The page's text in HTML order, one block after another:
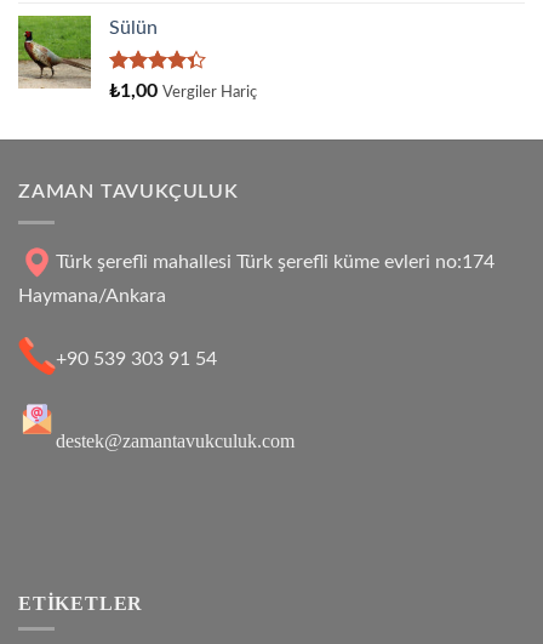
4.33oy
aldı
Sülün
5
₺1,00 Vergiler Hariç
ZAMAN TAVUKÇULUK
Türk şerefli mahallesi Türk şerefli küme evleri no:174
Haymana/Ankara
+90 539 303 91 54
destek@zamantavukculuk.com
ETIKETLER